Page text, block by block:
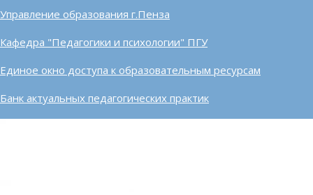
Управление образования г.Пенза
Кафедра "Педагогики и психологии" ПГУ
Единое окно доступа к образовательным ресурсам
Банк актуальных педагогических практик